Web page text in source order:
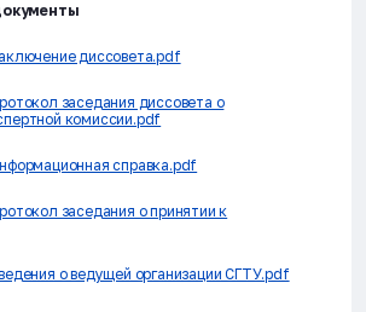
диссовета.pdf
заседания диссовета о
комиссии.pdf
справка.pdf
заседания о принятии к
о ведущей организации СГТУ.pdf